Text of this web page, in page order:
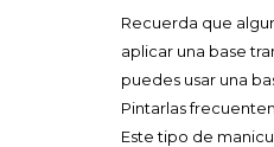
Recuerda que
aplicar una base
puedes usar una
Pintarlas
Este tipo de